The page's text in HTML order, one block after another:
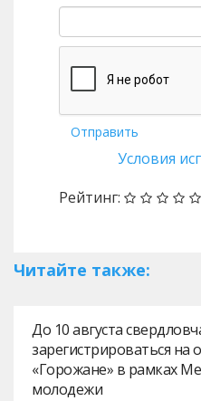
Отправить
Условия
Рейтинг:
Читайте также:
До 10 августа
зарегистрироваться
«Горожане» в рамках
молодежи